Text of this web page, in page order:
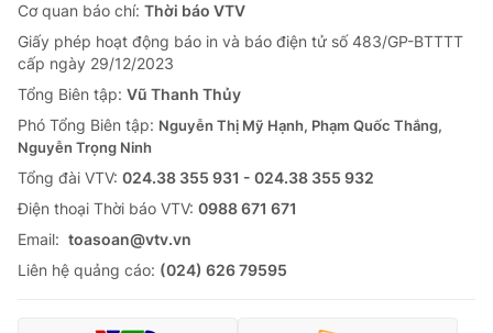
VTV Sức khoẻ Bất động sản
Thị trường 24h
VTV4
VTV9 VTV8
Liên hệ tòa soạn English
Cơ quan báo chí: Thời báo VTV
Giấy phép hoạt động báo in và báo điện tử số 483/GP-BTTTT
cấp ngày 29/12/2023
Tổng Biên tập: Vũ Thanh Thủy
Phó Tổng Biên tập: Nguyễn Thị Mỹ Hạnh, Phạm Quốc Thắng,
Nguyễn Trọng Ninh
Tổng đài VTV: 024.38 355 931 - 024.38 355 932
Ðiện thoại Thời báo VTV: 0988 671 671
Email: toasoan@vtv.vn
Liên hệ quảng cáo: (024) 626 79595